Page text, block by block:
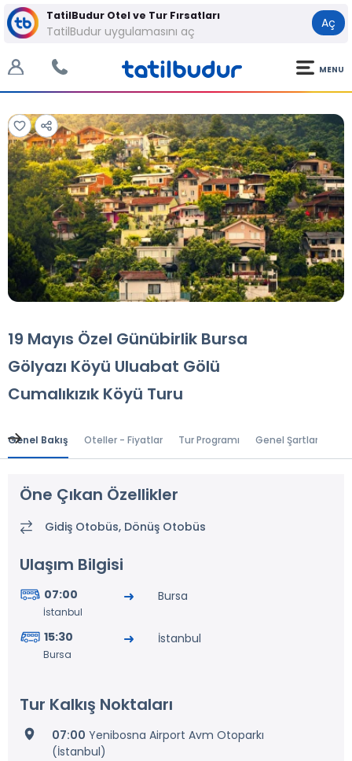
TatilBudur Otel ve Tur Fırsatları
TatilBudur uygulamasını aç
Aç
MENU
Tüm Fotoğraflar
19 Mayıs Özel Günübirlik Bursa
Gölyazı Köyü Uluabat Gölü
Cumalıkızık Köyü Turu
Genel Bakış Oteller - Fiyatlar Tur Programı Genel Şartlar
Öne Çıkan Özellikler
Gidiş Otobüs, Dönüş Otobüs
Ulaşım Bilgisi
07:00
İstanbul
Bursa
15:30
Bursa
İstanbul
Tur Kalkış Noktaları
07:00 Yenibosna Airport Avm Otoparkı
(İstanbul)